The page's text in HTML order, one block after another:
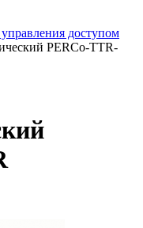
доступом
PERCo-TTR-